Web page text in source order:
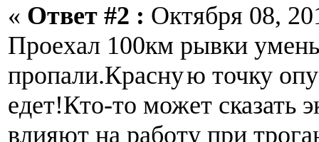
« Ответ #2 : Октября 08,
Проехал 100км рывки
пропали.Красную точку
едет!Кто-то может сказать
влияют на работу при